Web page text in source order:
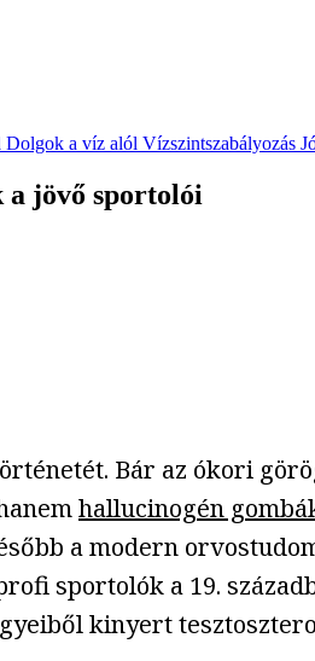
Dolgok a víz alól Vízszintszabályozás
a jövő sportolói
Bár az ókori
hallucinogén
a modern
sportolók a 19.
kinyert